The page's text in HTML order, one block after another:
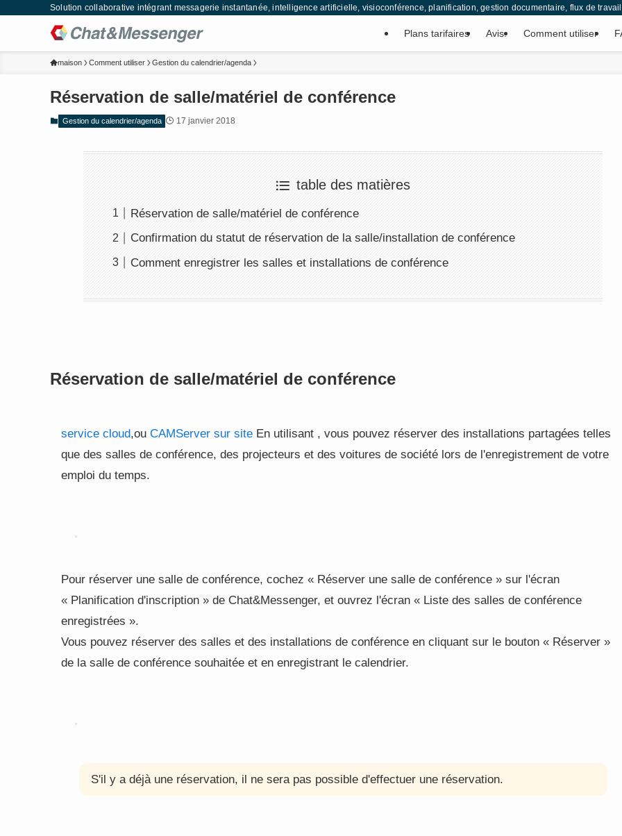
Solution collaborative intégrant messagerie instantanée, intelligence artificielle, visioconférence, planification, gestion documentaire, flux de
Plans tarifaires Avis. Comment utiliser
maison Comment utiliser Gestion du calendrier/agenda
Réservation de salle/matériel de conférence
Gestion du calendrier/agenda 17 janvier 2018
table des matières
Réservation de salle/matériel de conférence
Confirmation du statut de réservation de la salle/installation de conférence
Comment enregistrer les salles et installations de conférence
Réservation de salle/matériel de conférence
service cloud,ou CAMServer sur site En utilisant , vous pouvez réserver des installations partagées telles
que des salles de conférence, des projecteurs et des voitures de société lors de l'enregistrement de votre
emploi du temps.
Pour réserver une salle de conférence, cochez « Réserver une salle de conférence » sur l'écran
« Planification d'inscription » de Chat&Messenger, et ouvrez l'écran « Liste des salles de conférence
enregistrées ».
Vous pouvez réserver des salles et des installations de conférence en cliquant sur le bouton « Réserver »
de la salle de conférence souhaitée et en enregistrant le calendrier.
S'il y a déjà une réservation, il ne sera pas possible d'effectuer une réservation.